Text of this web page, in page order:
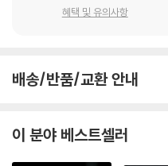
(感情史): 북한의 미국 재현과 미
쟁점은 다루지 않는다. 두 글은 모
점을 맞추고 있다. “감정과 전략
혜택 및 유의사항
배송/반품/교환 안내
이 분야 베스트셀러